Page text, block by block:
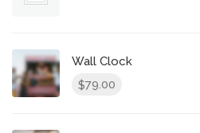
Wall Clock
$79.00